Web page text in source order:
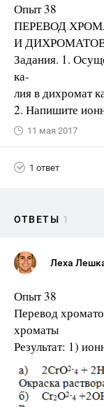
Опыт 38
ПЕРЕВОД
И
Задания. 1.
ка-
лия в дихромат
2. Напишите
11 мая 2017
1 ответ
ОТВЕТЫ 1
Леха
Опыт 38
Перевод
хроматы
Результат: 1)